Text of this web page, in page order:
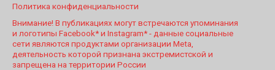
Политика конфиденциальности
Внимание! В публикациях могут встречаются упоминания
и логотипы Facebook* и Instagram* - данные социальные
сети являются продуктами организации Meta,
деятельность которой признана экстремистской и
запрещена на территории России